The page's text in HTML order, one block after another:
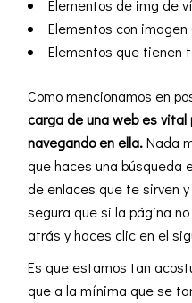
Elementos de img de
Elementos con
Elementos que tienen
Como mencionamos en
carga de una web es vital
navegando en ella.Nada
que haces una búsqueda
de enlaces que te sirven
segura que si la página
atrás y haces clic en el
Es que estamos tan
que a la mínima que se